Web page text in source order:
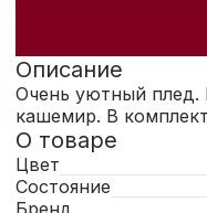
Описание
Очень уютный плед.
кашемир. В
О товаре
Цвет
Состояние
Бренд